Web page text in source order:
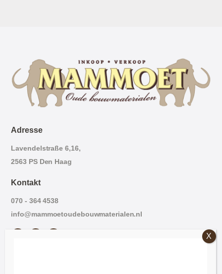
Adresse
Lavendelstraße 6,16,
2563 PS Den Haag
Kontakt
070 - 364 4538
info@mammoetoudebouwmaterialen.nl